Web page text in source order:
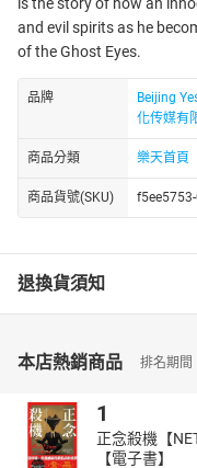
and evil spirits as he
of the Ghost Eyes.
品牌
Beijing
化传媒有
商品分類 樂天首頁
商品貨號(SKU)
退換貨須知
本店熱銷商品 排名期
1
正念殺機【
【電子書】